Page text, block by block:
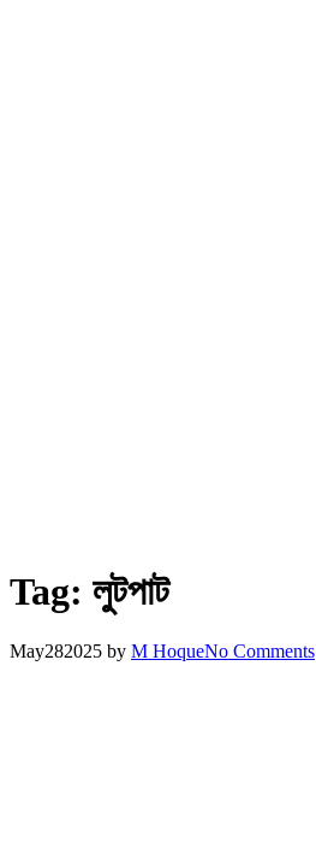
Tag: লুটপাট
May282025 by M HoqueNo Comments